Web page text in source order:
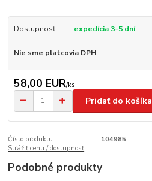
Dostupnosť expedícia 3-5 dní
Nie sme platcovia DPH
58,00 EUR/ks
Pridať do košíka
Číslo produktu:
104985
Strážiť cenu / dostupnosť
Podobné produkty